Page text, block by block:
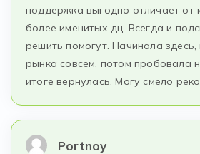
поддержка выгодно отличает от
более именитых дц. Всегда и
решить помогут. Начинала
рынка совсем, потом пробовала
итоге вернулась. Могу смело
Portnoy